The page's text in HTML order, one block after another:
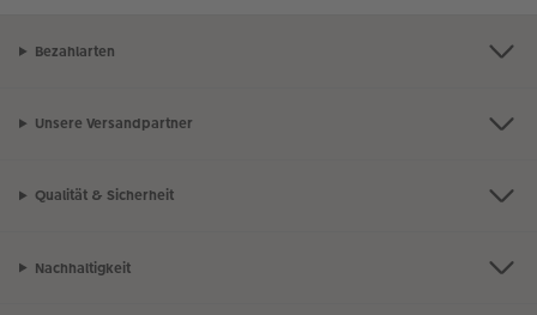
Bezahlarten
Unsere Versandpartner
Qualität & Sicherheit
Nachhaltigkeit